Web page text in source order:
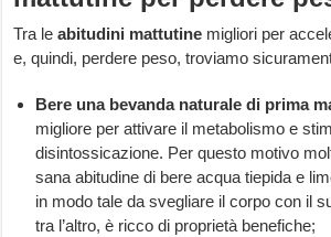
Tra leabitudini mattutine migliori per
e, quindi, perdere peso, troviamo
Bere una bevanda naturale di prima
migliore per attivare il metabolismo e
disintossicazione. Per questo motivo
sana abitudine di bere acqua tiepida e
in modo tale da svegliare il corpo con il
tra l’altro, è ricco di proprietà benefiche;